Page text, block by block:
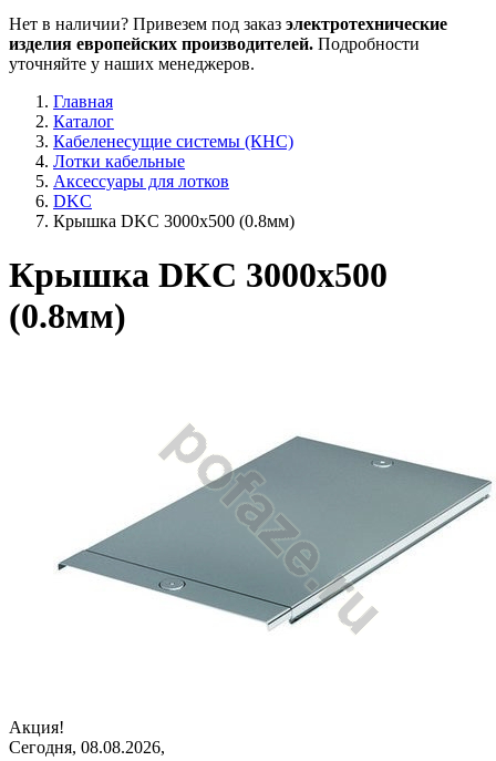
Нет в наличии? Привезем под заказ электротехнические
изделия европейских производителей. Подробности
уточняйте у наших менеджеров.
Главная
Каталог
Кабеленесущие системы (КНС)
Лотки кабельные
Аксессуары для лотков
DKC
Крышка DKC 3000х500 (0.8мм)
Крышка DKC 3000х500
(0.8мм)
Акция!
Сегодня, 08.08.2026,